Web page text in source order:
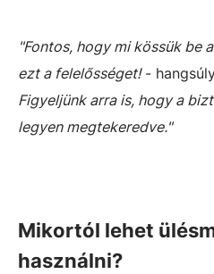
"Fontos, hogy mi kössük be
ezt a felelősséget!-
Figyeljünk arra is, hogy a
legyen megtekeredve."
Mikortól lehet
használni?